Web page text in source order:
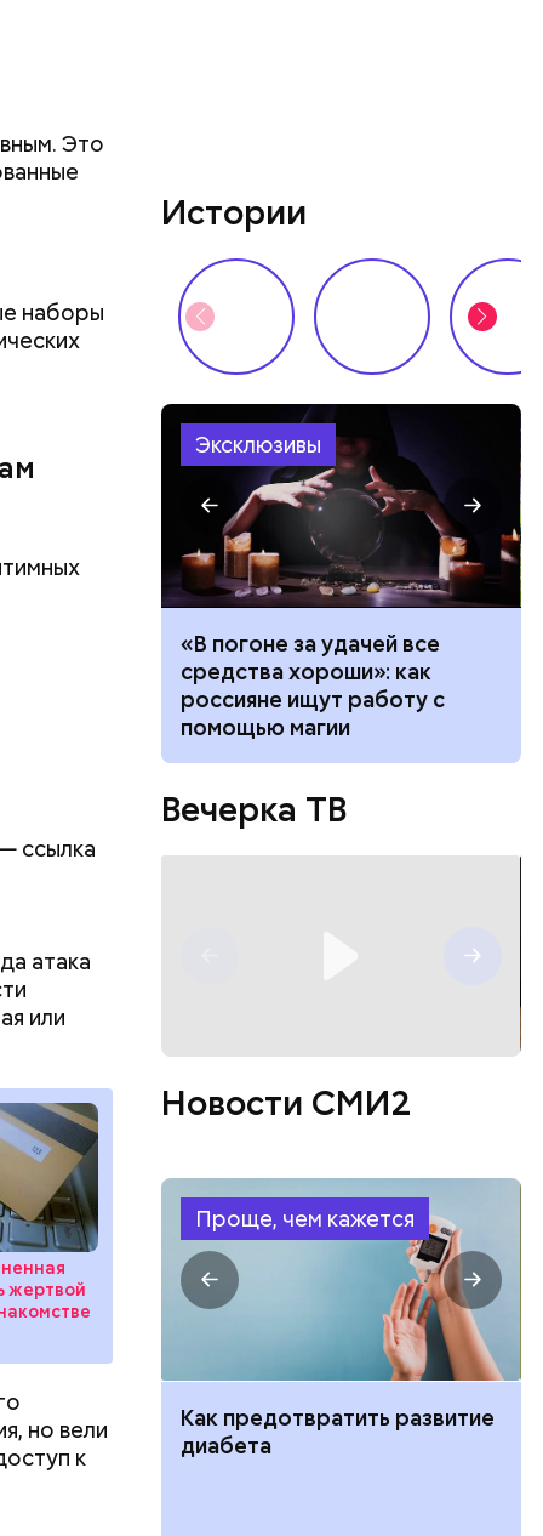
Это
наборы
ссылка
атака
или
жертвой
но вели
к
Истории
Эксклюзивы
«В погоне за удачей все
средства хороши»: как
россияне ищут работу с
помощью магии
Вечерка ТВ
Новости СМИ2
Проще, чем кажется
ли дом по
где
и сроки
Как предотвратить развитие
диабета